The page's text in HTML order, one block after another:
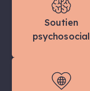
Soutien
psychosocial